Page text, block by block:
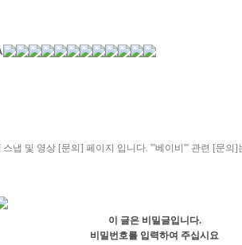
냅 및 영상 [문의] 페이지 입니다. '''베이비''' 관련 [문
이 글은 비밀글입니다.
비밀번호를 입력하여 주십시요